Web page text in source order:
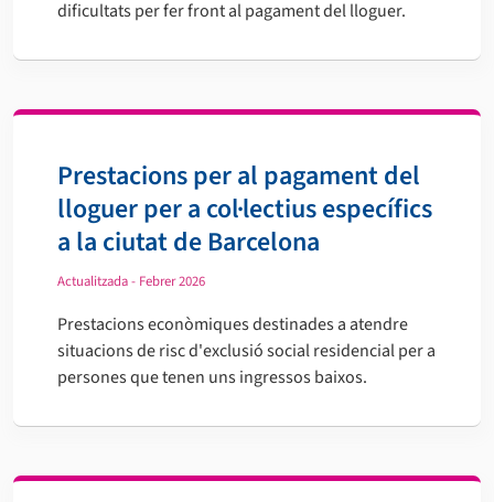
dificultats per fer front al pagament del lloguer.
Prestacions per al pagament del
lloguer per a col·lectius específics
a la ciutat de Barcelona
Actualitzada - Febrer 2026
Prestacions econòmiques destinades a atendre
situacions de risc d'exclusió social residencial per a
persones que tenen uns ingressos baixos.